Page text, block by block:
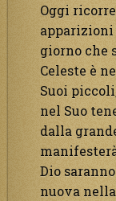
Oggi
apparizioni
giorno che
Celeste è
Suoi
nel Suo
dalla
Dio
nuova